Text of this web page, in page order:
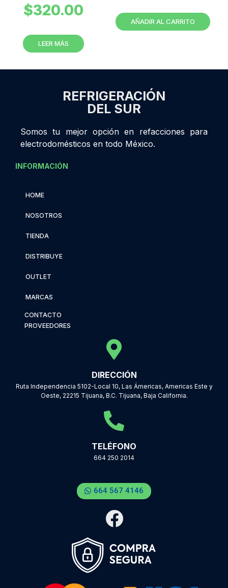
$320.00
LEER MÁS
AÑADIR AL CARRITO
REFRIGERACIÓN
DEL SUR
Somos tu mejor opción en refacciones para
electrodomésticos en todo México.
INFORMACIÓN
HOME
NOSOTROS
TIENDA
DISTRIBUYE
OUTLET
MARCAS
CONTACTO
PROVEEDORES
DIRECCIÓN
Ruta Independencia 5102-Local 10, Las Ámericas, Americas Este y
Oeste, 22215 Tijuana, B.C. Tijuana, Baja California.
TELÉFONO
664 250 2014
664 567 4146